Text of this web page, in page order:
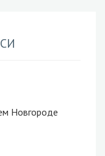
Новгороде